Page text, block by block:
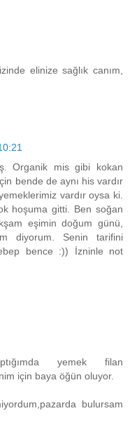
elinize sağlık canım,
Organik mis gibi kokan
bende de aynı his vardır
vardır oysa ki.
hoşuma gitti. Ben soğan
eşimin doğum günü,
diyorum. Senin tarifini
bence :)) İzninle not
yemek filan
için baya öğün oluyor.
bulursam